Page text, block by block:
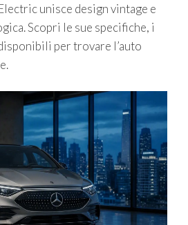
unisce design vintage e
Scopri le sue specifiche, i
per trovare l’auto